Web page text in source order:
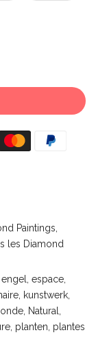
Paintings
les Diamond
engel espace
kunstwerk
Natural
planten plantes